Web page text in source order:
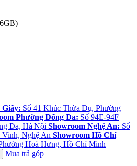
Giấy: Số 41 Khúc Thừa Dụ, Phường
Phường Đống Đa: Số 94E-94F
Đa, Hà Nội Showroom Nghệ An: Số
Vinh, Nghệ An Showroom Hồ Chí
Hoà Hưng, Hồ Chí Minh
Mua trả góp